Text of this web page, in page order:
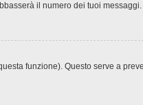
il numero dei tuoi messaggi.
funzione). Questo serve a